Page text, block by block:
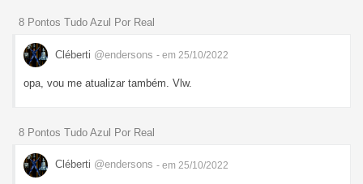
8 Pontos Tudo Azul Por Real
Cléberti @endersons - em 25/10/2022
opa, vou me atualizar também. Vlw.
8 Pontos Tudo Azul Por Real
Cléberti @endersons - em 25/10/2022